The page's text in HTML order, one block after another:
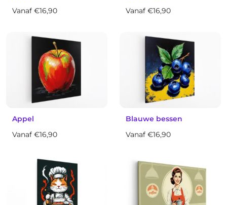
Vanaf €16,90
Vanaf €16,90
Appel
Vanaf €16,90
Blauwe bessen
Vanaf €16,90